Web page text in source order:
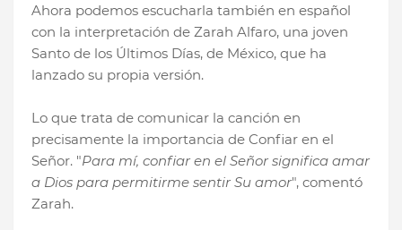
Ahora podemos escucharla también en español
con la interpretación de Zarah Alfaro, una joven
Santo de los Últimos Días, de México, que ha
lanzado su propia versión.
Lo que trata de comunicar la canción en
precisamente la importancia de Confiar en el
Señor. "Para mí, confiar en el Señor significa amar
a Dios para permitirme sentir Su amor", comentó
Zarah.